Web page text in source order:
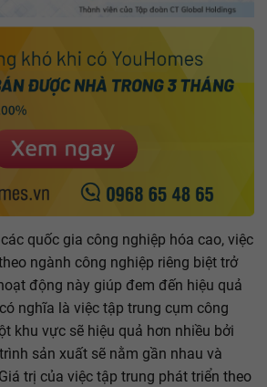
quốc gia công nghiệp hóa cao, việc
ngành công nghiệp riêng biệt trở
động này giúp đem đến hiệu quả
nghĩa là việc tập trung cụm công
khu vực sẽ hiệu quả hơn nhiều bởi
sản xuất sẽ nằm gần nhau và
trị của việc tập trung phát triển theo